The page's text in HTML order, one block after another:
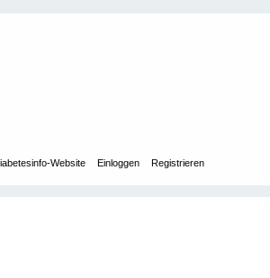
Website Einloggen Registrieren